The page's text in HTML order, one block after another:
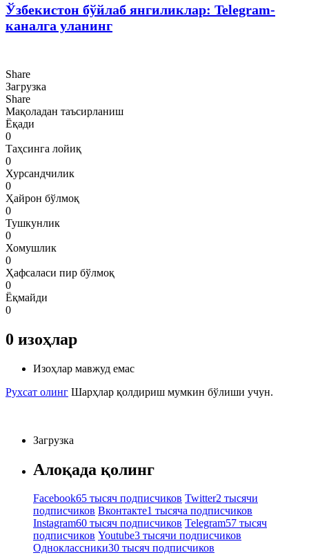
Ўзбекистон бўйлаб янгиликлар: Telegram-
каналга уланинг
Share
Загрузка
Share
Мақоладан таъсирланиш
Ёқади
0
Таҳсинга лойиқ
0
Хурсандчилик
0
Ҳайрон бўлмоқ
0
Тушкунлик
0
Хомушлик
0
Ҳафсаласи пир бўлмоқ
0
Ёқмайди
0
0 изоҳлар
Изоҳлар мавжуд емас
Рухсат олинг Шарҳлар қолдириш мумкин бўлиши учун.
Загрузка
Алоқада қолинг
Facebook65 тысяч подписчиков Twitter2 тысячи
подписчиков Вконтакте1 тысяча подписчиков
Instagram60 тысяч подписчиков Telegram57 тысяч
подписчиков Youtube3 тысячи подписчиков
Одноклассники30 тысяч подписчиков